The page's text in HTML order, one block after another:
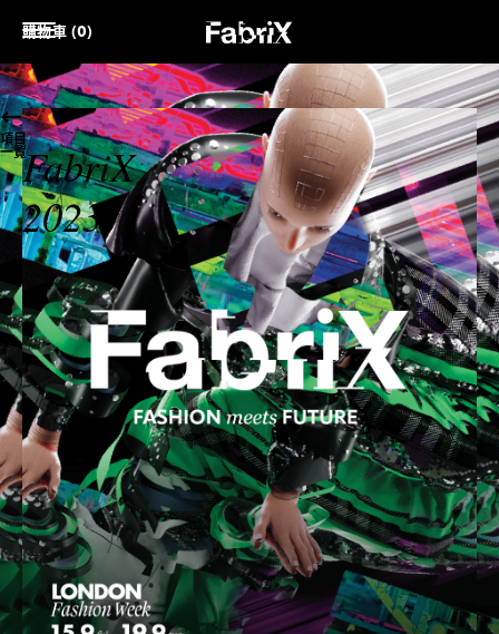
購物車 (0)
項目
一覧FabriX
2023
DIGITAL
FASHION
ROADSHOW:
倫
敦